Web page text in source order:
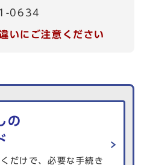
0634
いにご注意ください
の
だけで、必要な手続き